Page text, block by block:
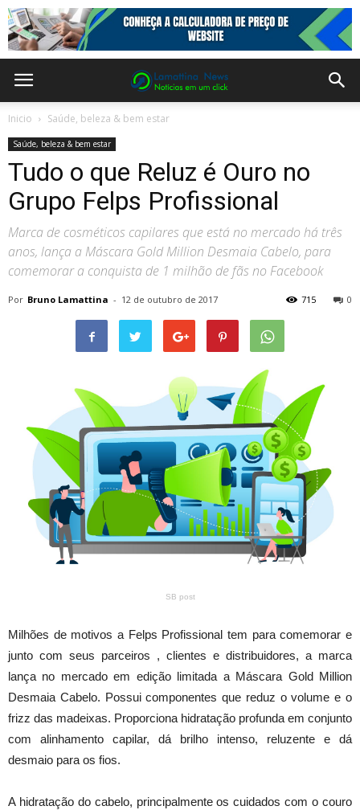
Inicio Saúde, beleza & bem estar
Saúde, beleza & bem estar
Tudo o que Reluz é Ouro no
Grupo Felps Profissional
Marca de cosméticos capilares que está no mercado há três
anos, lança a Máscara Gold Million Desmaia Cabelo, para
comemorar a conquista de 1 milhão de fãs no Facebook
Por Bruno Lamattina - 12 de outubro de 2017 0
715
SB post
Milhões de motivos a Felps Profissional tem para comemorar e
junto com seus parceiros , clientes e distribuidores, a marca
lança no mercado em edição limitada a Máscara Gold Million
Desmaia Cabelo. Possui componentes que reduz o volume e o
frizz das madeixas. Proporciona hidratação profunda em conjunto
com alinhamento capilar, dá brilho intenso, reluzente e dá
desmaio para os fios.
A hidratação do cabelo, principalmente os cuidados com o couro